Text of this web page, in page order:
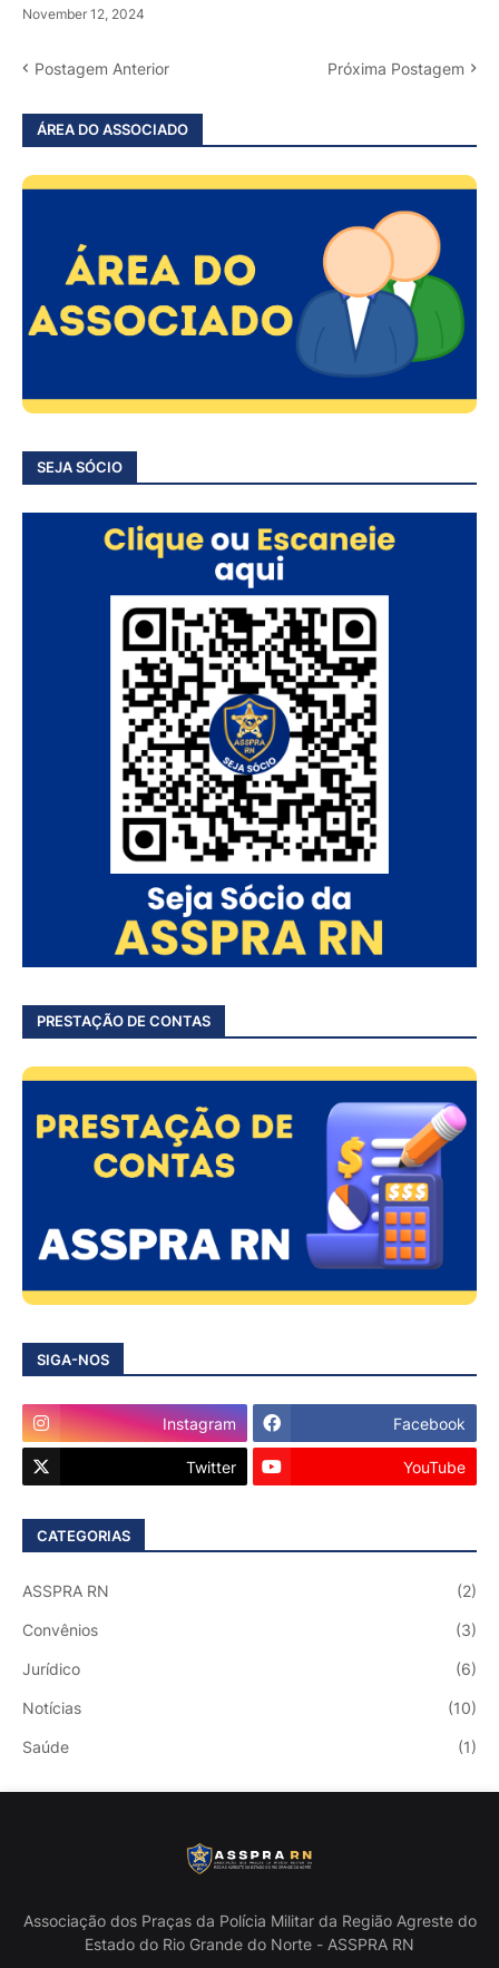
November 12, 2024
Postagem Anterior Próxima Postagem
ÁREA DO ASSOCIADO
SEJA SÓCIO
PRESTAÇÃO DE CONTAS
SIGA-NOS
Instagram Facebook
Twitter YouTube
CATEGORIAS
ASSPRA RN (2)
Convênios (3)
Jurídico (6)
Notícias (10)
Saúde (1)
Associação dos Praças da Polícia Militar da Região Agreste do
Estado do Rio Grande do Norte - ASSPRA RN